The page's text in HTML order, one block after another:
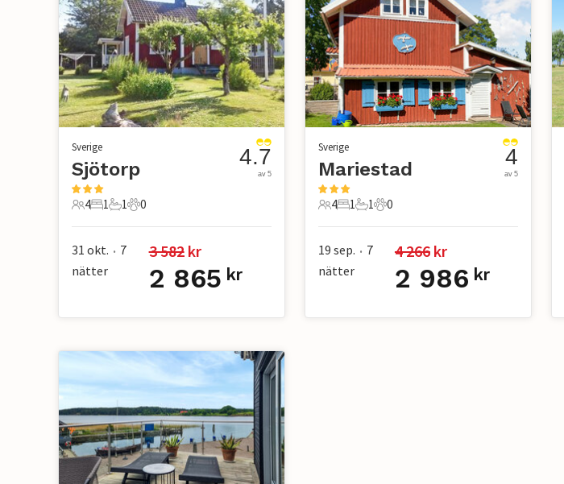
Sverige
Sjötorp
4 Gäster
4
1 Sovrum
1
1 Badrum
1
0 Husdjur
0
4.7
av 5
31 okt. • 7
nätter
3 582 kr
2 865 kr
Sverige
Mariestad
4 Gäster
4
1 Sovrum
1
1 Badrum
1
0 Husdjur
0
4
av 5
19 sep. • 7
nätter
4 266 kr
2 986 kr